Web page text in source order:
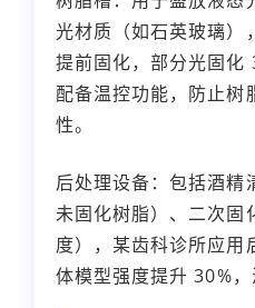
光材质（如石英玻璃）
提前固化，部分光固化
配备温控功能，防止树
性。
后处理设备：包括酒精
未固化树脂）、二次固
度），某齿科诊所应用
体模型强度提升 30%，